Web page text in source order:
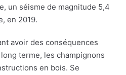
un séisme de magnitude 5,4
en 2019.
avoir des conséquences
terme, les champignons
en bois. Se